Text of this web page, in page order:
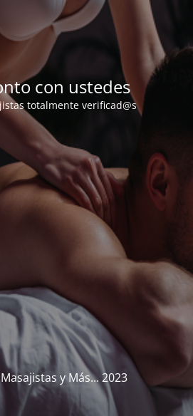
con ustedes
totalmente verificad@s
y Más... 2023